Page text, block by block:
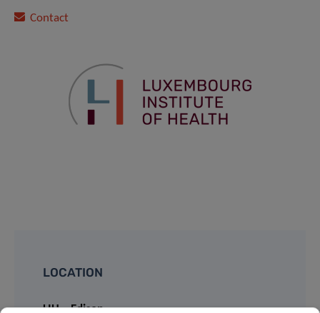
Contact
LOCATION
LIH – Edison